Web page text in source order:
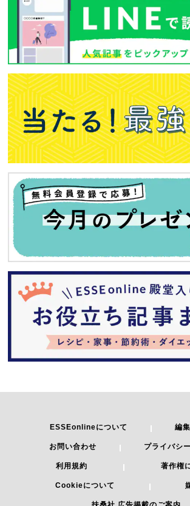
ESSEonlineについて 編
お問い合わせ プライバシ
利用規約 著作権
Cookieについて